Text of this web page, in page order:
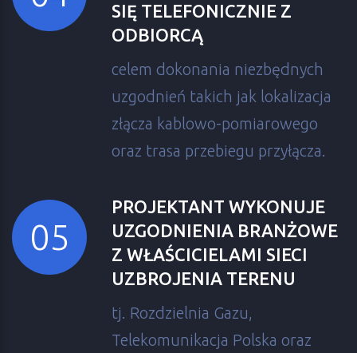
SIĘ TELEFONICZNIE Z
ODBIORCĄ
celem dokonania niezbędnych
uzgodnień takich jak lokalizacja
złącza kablowo-pomiarowego
oraz trasa przebiegu przyłącza.
PROJEKTANT WYKONUJE
UZGODNIENIA BRANŻOWE
Z WŁAŚCICIELAMI SIECI
UZBROJENIA TERENU
tj. Rozdzielnia Gazu,
Telekomunikacja Polska oraz